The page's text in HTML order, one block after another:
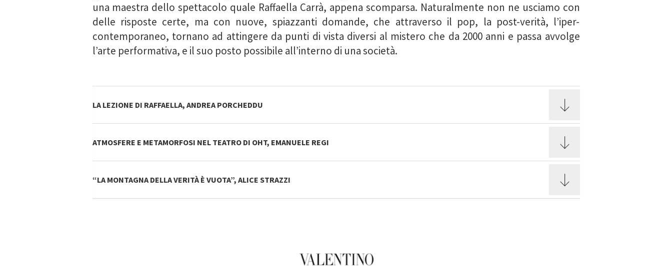
una maestra dello spettacolo quale Raffaella Carrà, appena scomparsa. Naturalmente non ne usciamo con
delle risposte certe, ma con nuove, spiazzanti domande, che attraverso il pop, la post-verità, l’iper-
contemporaneo, tornano ad attingere da punti di vista diversi al mistero che da 2000 anni e passa avvolge
l’arte performativa, e il suo posto possibile all’interno di una società.
LA LEZIONE DI RAFFAELLA, ANDREA PORCHEDDU
ATMOSFERE E METAMORFOSI NEL TEATRO DI OHT, EMANUELE REGI
“LA MONTAGNA DELLA VERITÀ È VUOTA”, ALICE STRAZZI